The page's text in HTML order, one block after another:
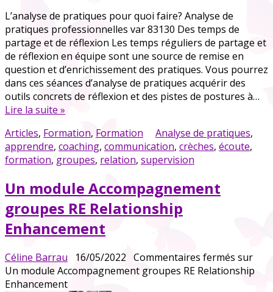
L’analyse de pratiques pour quoi faire? Analyse de
pratiques professionnelles var 83130 Des temps de
partage et de réflexion Les temps réguliers de partage et
de réflexion en équipe sont une source de remise en
question et d’enrichissement des pratiques. Vous pourrez
dans ces séances d’analyse de pratiques acquérir des
outils concrets de réflexion et des pistes de postures à…
Lire la suite »
Articles, Formation, Formation Analyse de pratiques,
apprendre, coaching, communication, crèches, écoute,
formation, groupes, relation, supervision
Un module Accompagnement
groupes RE Relationship
Enhancement
Céline Barrau 16/05/2022 Commentaires fermés sur
Un module Accompagnement groupes RE Relationship
Enhancement